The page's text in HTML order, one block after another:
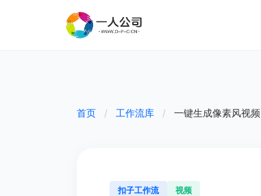
首页 / 工作流库 / 一键生成像素风视频
扣子工作流 视频